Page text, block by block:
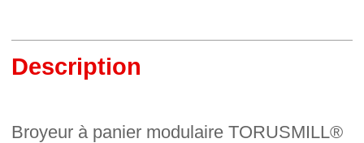
Description
Broyeur à panier modulaire TORUSMILL®